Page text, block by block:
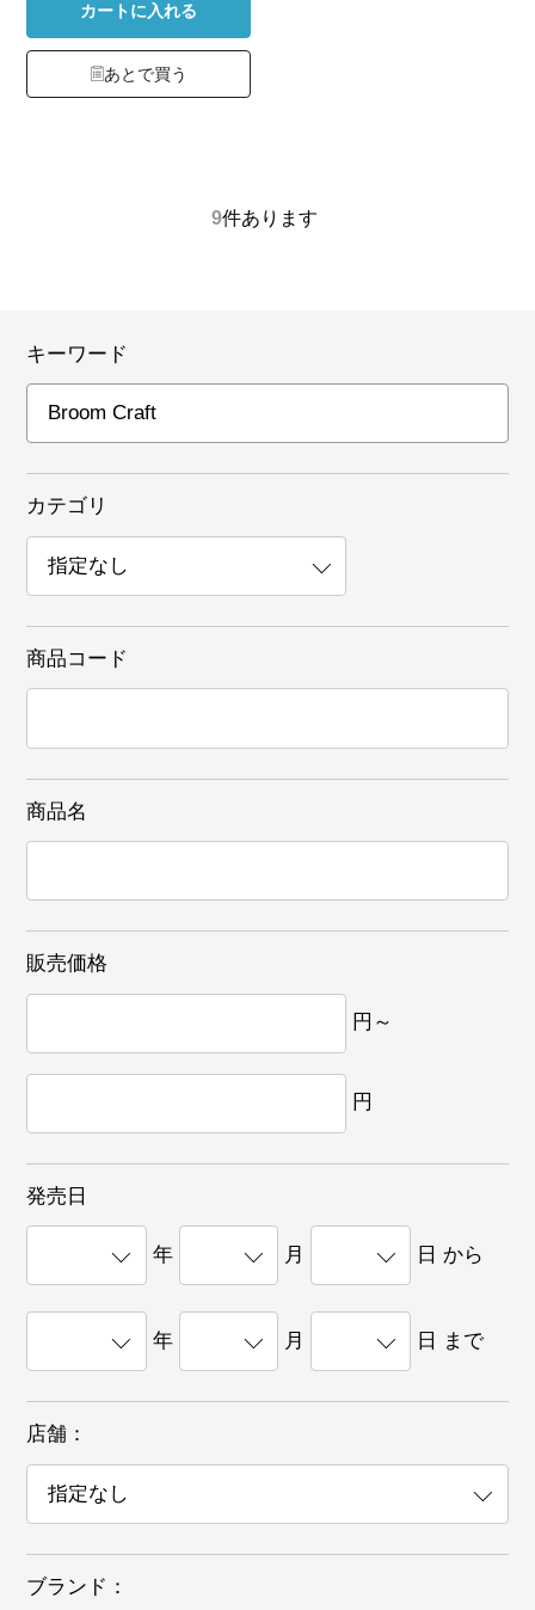
カートに入れる
あとで買う
9件あります
キーワード
カテゴリ
商品コード
商品名
販売価格
円～
円
発売日
年 月 日 から
年 月 日 まで
店舗：
ブランド：